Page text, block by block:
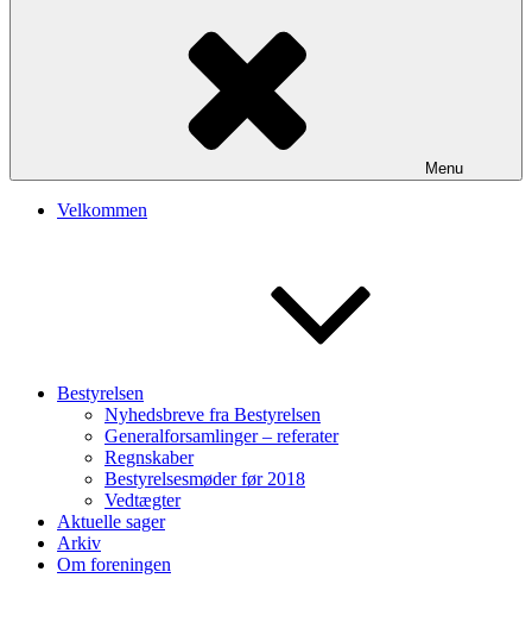
Menu
Velkommen
Bestyrelsen
Nyhedsbreve fra Bestyrelsen
Generalforsamlinger – referater
Regnskaber
Bestyrelsesmøder før 2018
Vedtægter
Aktuelle sager
Arkiv
Om foreningen